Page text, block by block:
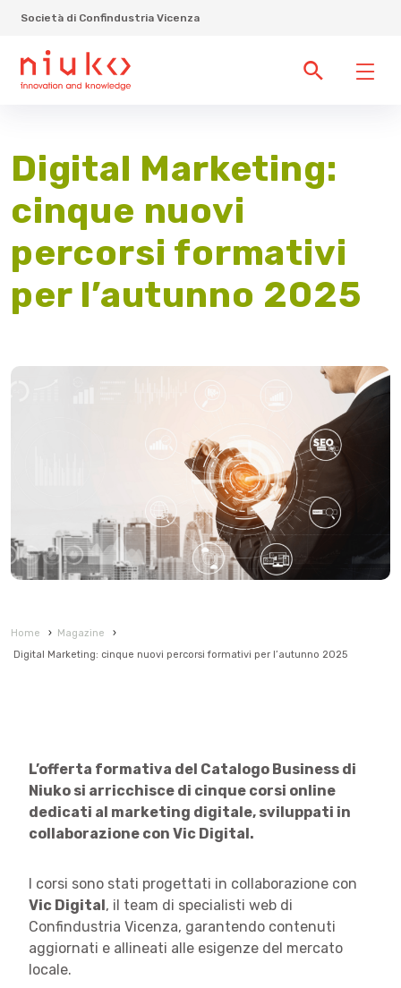
Società di Confindustria Vicenza
Digital Marketing:
cinque nuovi
percorsi formativi
per l’autunno 2025
Home › Magazine
›
Digital Marketing: cinque nuovi percorsi formativi per l’autunno 2025
L’offerta formativa del Catalogo Business di
Niuko si arricchisce di cinque corsi online
dedicati al marketing digitale, sviluppati in
collaborazione con Vic Digital.
I corsi sono stati progettati in collaborazione con
Vic Digital, il team di specialisti web di
Confindustria Vicenza, garantendo contenuti
aggiornati e allineati alle esigenze del mercato
locale.